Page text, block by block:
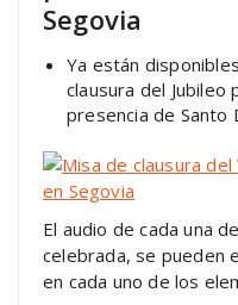
Segovia
Ya están
clausura del Jubileo
presencia de Santo
El audio de cada una
celebrada, se pueden
en cada uno de los